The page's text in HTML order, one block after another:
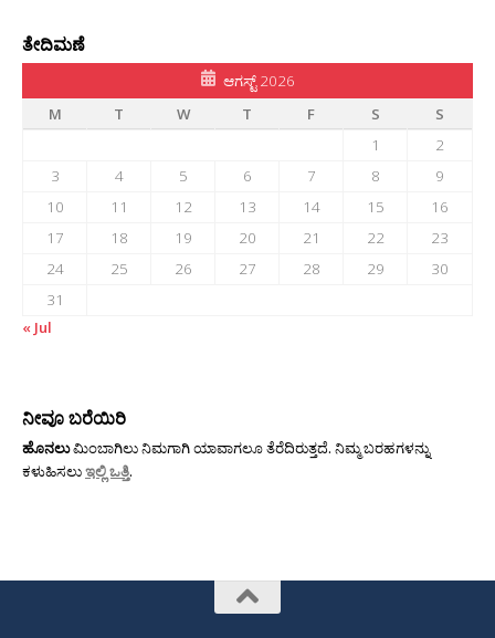
ತೇದಿಮಣೆ
ಆಗಸ್ಟ್ 2026
M
T W T F S
S
1
2
3
4 5 6 7 8
9
10
11 12 13 14 15
16
17
18 19 20 21 22
23
24
25 26 27 28 29
30
31
« Jul
ನೀವೂ ಬರೆಯಿರಿ
ಹೊನಲುಮಿಂಬಾಗಿಲು ನಿಮಗಾಗಿ ಯಾವಾಗಲೂ ತೆರೆದಿರುತ್ತದೆ. ನಿಮ್ಮ ಬರಹಗಳನ್ನು
ಕಳುಹಿಸಲುಇಲ್ಲಿ ಒತ್ತಿ.